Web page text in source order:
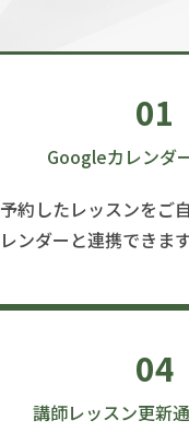
01
Googleカレンダ
予約したレッスンをご
レンダーと連携できます
04
講師レッスン更新